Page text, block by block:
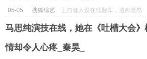
05-05 搜狐综艺
王自健人设在线翻车，遭郝蕾怒
怼，网友表示不火是有原因的！_
节目_表演...
马思纯演技在线，她在《吐槽大会
情却令人心疼_秦昊_